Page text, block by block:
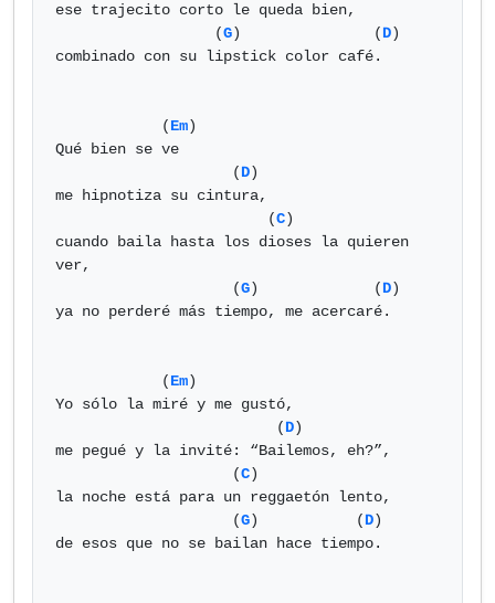
ese trajecito corto le queda bien,
                  (
G)               (D)
combinado con su lipstick color café.
            (
Em)
Qué bien se ve
                    (
D)
me hipnotiza su cintura,
                        (
C)
cuando baila hasta los dioses la quieren
ver,
                    (
G)             (D)
ya no perderé más tiempo, me acercaré.
            (
Em)
Yo sólo la miré y me gustó,
                         (
D)
me pegué y la invité: “Bailemos, eh?”,
                    (
C)
la noche está para un reggaetón lento,
                    (
G)           (D)
de esos que no se bailan hace tiempo.